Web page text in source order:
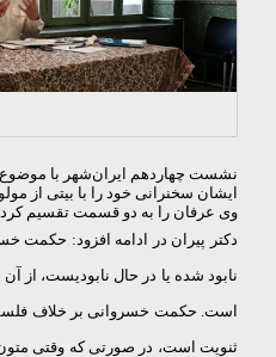
نشست چهاردهم ایران‌شهر با
ایشان سخنرانی خود را با بیتی از
وی عرفان را به دو قسمت تقسیم
دکتر پیران در ادامه افزود: حكمت
نابود شده یا در حال نابودیست،
است. حكمت خسروانی بر خلاف فلسفه
ثنویت است، در صورتی كه وقتی متون